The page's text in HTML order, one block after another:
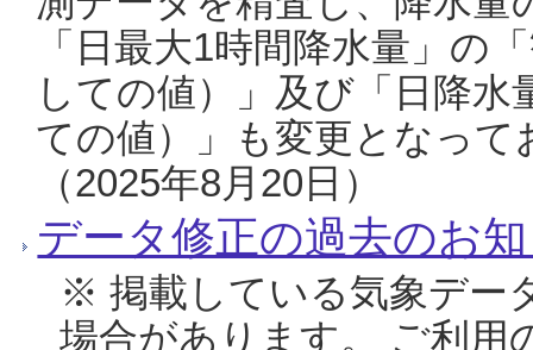
「日最大1時間降水量」の
しての値）」及び「日降
ての値）」も変更となっ
（2025年8月20日）
データ修正の過去のお
※ 掲載している気象デー
場合があります。 ご利用